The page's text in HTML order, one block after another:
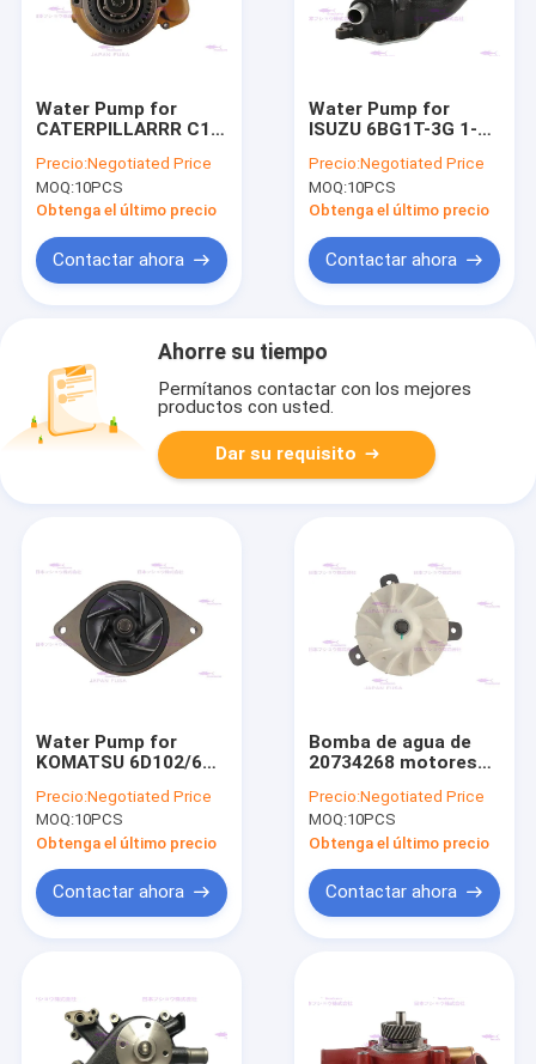
Water Pump for
CATERPILLARRR C13
Precio:Negotiated Price
MOQ:10PCS
Obtenga el último precio
Contactar ahora
Water Pump for
ISUZU 6BG1T-3G 1-
Precio:Negotiated Price
MOQ:10PCS
Obtenga el último precio
Contactar ahora
Ahorre su tiempo
Permítanos contactar con los mejores
productos con usted.
Dar su requisito
Water Pump for
KOMATSU 6D102/6BT
Precio:Negotiated Price
MOQ:10PCS
Obtenga el último precio
Contactar ahora
Bomba de agua de
20734268 motores
Precio:Negotiated Price
MOQ:10PCS
Obtenga el último precio
Contactar ahora